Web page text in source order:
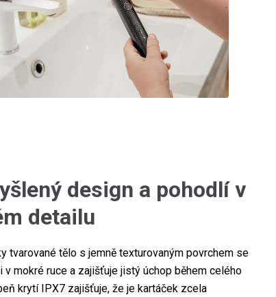
design a pohodlí v
detailu
tvarované tělo s jemně texturovaným povrchem se
v mokré ruce a zajišťuje jistý úchop během celého
krytí IPX7 zajišťuje, že je kartáček zcela